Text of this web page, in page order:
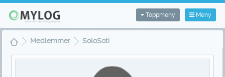
Meny
Toppmeny
Medlemmer SoloSoti